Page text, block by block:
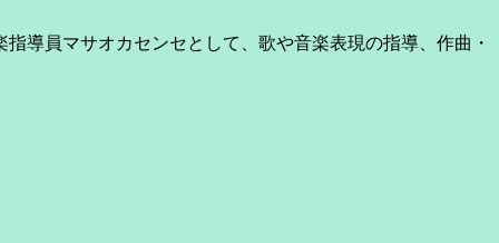
導員マサオカセンセとして、歌や音楽表現の指導、作曲・